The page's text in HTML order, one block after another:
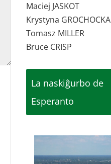
Maciej JASKOT
Krystyna GROCHOCKA
Tomasz MILLER
Bruce CRISP
La naskiĝurbo de
Esperanto